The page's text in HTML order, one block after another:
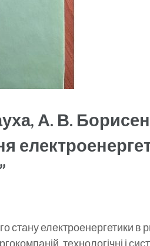
А. В.
стану електроенергетики в
технологічні і